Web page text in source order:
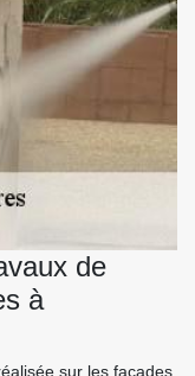
de
à
sur les façades